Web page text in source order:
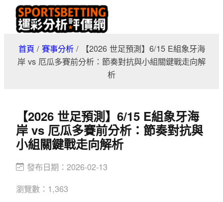
首頁 / 賽事分析/
【2026 世足預測】6/15 E組象牙海
岸 vs 厄瓜多賽前分析：節奏對抗與小組關鍵戰走向解
析
【2026 世足預測】6/15 E組象牙海
岸 vs 厄瓜多賽前分析：節奏對抗與
小組關鍵戰走向解析
發布日期： 2026-02-13
瀏覽數： 1,363